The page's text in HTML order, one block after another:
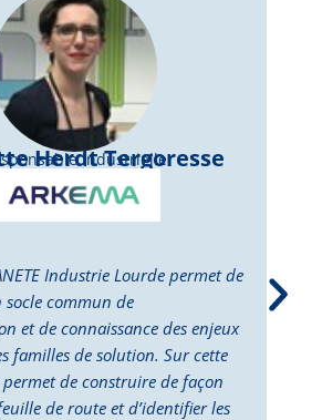
Herdt Tergoresse
Industrielle
Industrie Lourde permet de
commun de
et de connaissance des enjeux
familles de solution. Sur cette
permet de construire de façon
de route et d’identifier les